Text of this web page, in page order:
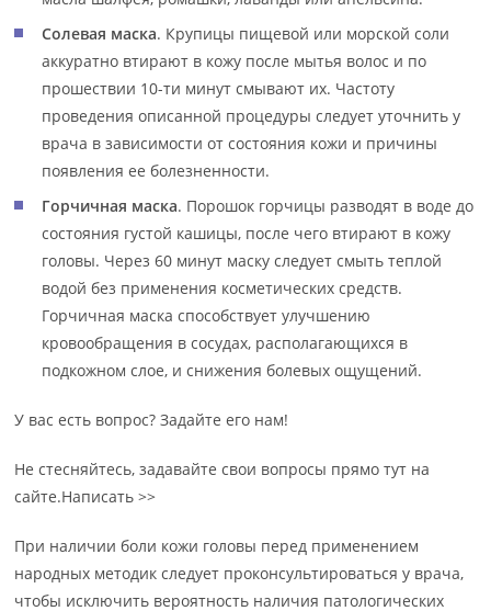
Солевая маска. Крупицы пищевой или морской соли
аккуратно втирают в кожу после мытья волос и по
прошествии 10-ти минут смывают их. Частоту
проведения описанной процедуры следует уточнить у
врача в зависимости от состояния кожи и причины
появления ее болезненности.
Горчичная маска. Порошок горчицы разводят в воде до
состояния густой кашицы, после чего втирают в кожу
головы. Через 60 минут маску следует смыть теплой
водой без применения косметических средств.
Горчичная маска способствует улучшению
кровообращения в сосудах, располагающихся в
подкожном слое, и снижения болевых ощущений.
У вас есть вопрос? Задайте его нам!
Не стесняйтесь, задавайте свои вопросы прямо тут на
сайте.Написать >>
При наличии боли кожи головы перед применением
народных методик следует проконсультироваться у врача,
чтобы исключить вероятность наличия патологических